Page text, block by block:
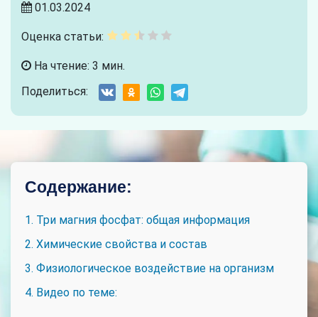
01.03.2024
Оценка статьи:
На чтение: 3 мин.
Поделиться:
Содержание:
1. Три магния фосфат: общая информация
2. Химические свойства и состав
3. Физиологическое воздействие на организм
4. Видео по теме: